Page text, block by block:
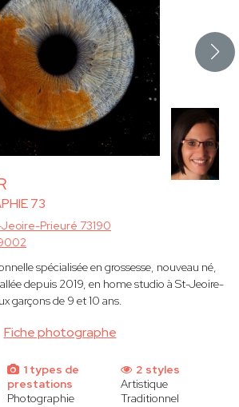
73
Fiche photographe
Prieuré 73190
spécialisée en grossesse, nouveau né,
depuis 2019, en home studio à St-Jeoire-
garçons de 9 et 10 ans.
1 types de
prestations
Photographie
2 styles
Artistique
Traditionnel